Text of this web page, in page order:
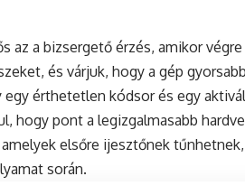
az a bizsergető érzés, amikor
és várjuk, hogy a gép
egy érthetetlen kódsor és egy
hogy pont a legizgalmasabb
elsőre ijesztőnek
során.